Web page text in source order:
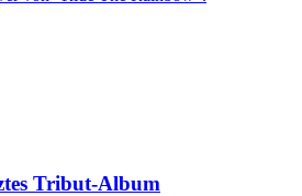
Tribut-Album